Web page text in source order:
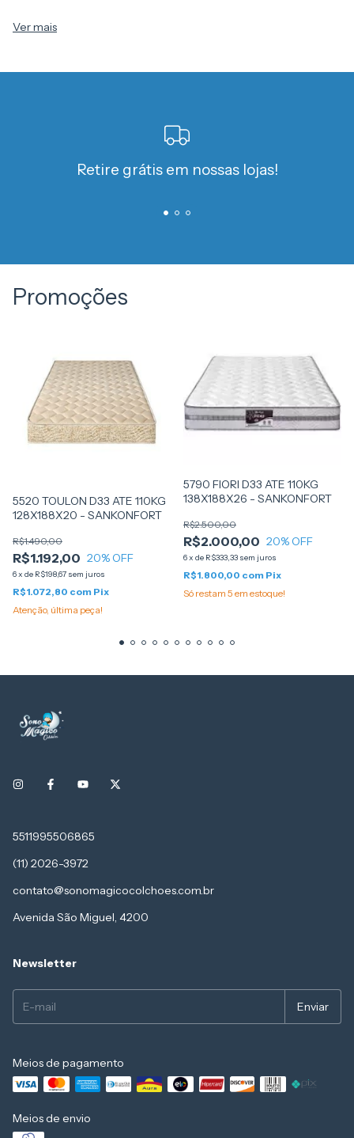
Tipo de Pillow:
Tipo de Bordado do Tecido de Revestimento:
Cor do Tecido do Tampo:
Tipo de Tecido de Revestimento da Faixa Lateral:
Tecido com Tratamento:
- One Side
Tipo de Forração do Revestimento Inferior:
- Antiderrapante
Tipo de Estrutura do Bloco de Espuma:
- 140kg
Tipo de Conforto:
- Firme Semi-ortopédico
Ver mais
Retire grátis em nossas lojas!
Promoções
5520 TOULON D33 ATE 110KG
128X188X20 - SANKONFORT
R$1.192,00
R$1.490,00
20% OFF
6x de R$198,67 sem juros
R$1.072,80 com Pix
Atenção, última peça!
5790 FIORI D33 ATE 110KG
138X188X26 - SANKONFORT
R$2.000,00
R$2.500,00
20% OFF
6x de R$333,33 sem juros
R$1.800,00 com Pix
Só restam 5 em estoque!
5511995506865
(11) 2026-3972
contato@sonomagicocolchoes.com.br
Avenida São Miguel, 4200
Newsletter
Meios de pagamento
Meios de envio